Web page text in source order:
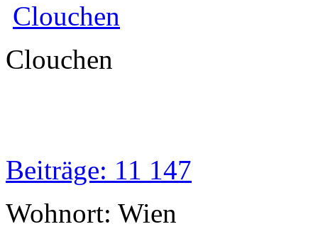
Clouchen
Clouchen
Beiträge: 11 147
Wohnort: Wien